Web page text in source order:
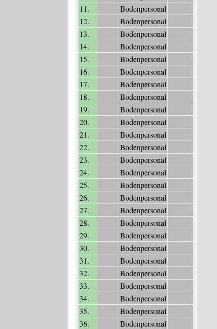
11.
Bodenpersonal
12.
Bodenpersonal
13.
Bodenpersonal
14.
Bodenpersonal
15.
Bodenpersonal
16.
Bodenpersonal
17.
Bodenpersonal
18.
Bodenpersonal
19.
Bodenpersonal
20.
Bodenpersonal
21.
Bodenpersonal
22.
Bodenpersonal
23.
Bodenpersonal
24.
Bodenpersonal
25.
Bodenpersonal
26.
Bodenpersonal
27.
Bodenpersonal
28.
Bodenpersonal
29.
Bodenpersonal
30.
Bodenpersonal
31.
Bodenpersonal
32.
Bodenpersonal
33.
Bodenpersonal
34.
Bodenpersonal
35.
Bodenpersonal
36.
Bodenpersonal